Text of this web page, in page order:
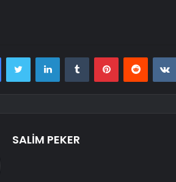
FacebookTwitter LinkedInTumblr PinterestReddit
SALİM PEKER